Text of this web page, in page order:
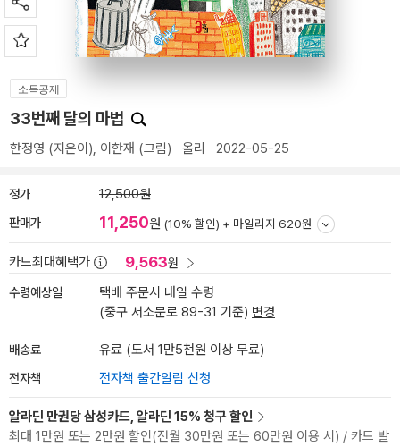
소득공제
33번째 달의 마법
한정영 (지은이), 이한재 (그림) 올리 2022-05-25
정가 12,500원
판매가 11,250원 (10% 할인) + 마일리지 620원
카드최대혜택가 9,563원
수령예상일
택배 주문시 내일 수령
(중구 서소문로 89-31 기준) 변경
배송료 유료 (도서 1만5천원 이상 무료)
전자책 전자책 출간알림 신청
알라딘 만권당 삼성카드, 알라딘 15% 청구 할인
최대 1만원 또는 2만원 할인(전월 30만원 또는 60만원 이용 시) / 카드 발